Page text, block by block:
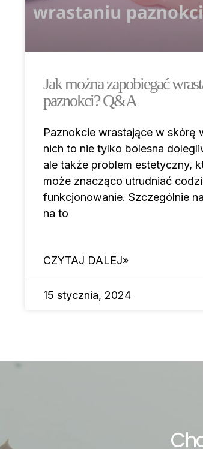
Jak można zapobiegać
paznokci? Q&A
Paznokcie wrastające w skórę
nich to nie tylko bolesna
ale także problem estetyczny,
może znacząco utrudniać
funkcjonowanie. Szczególnie
na to
CZYTAJ DALEJ»
15 stycznia, 2024